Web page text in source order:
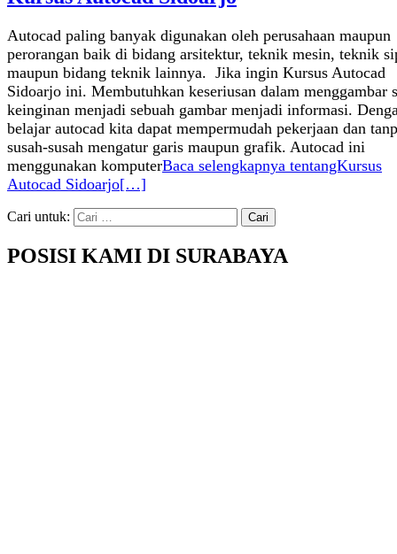
Autocad paling banyak digunakan oleh perusahaan maupun
perorangan baik di bidang arsitektur, teknik mesin, teknik
maupun bidang teknik lainnya. Jika ingin Kursus Autocad
Sidoarjo ini. Membutuhkan keseriusan dalam menggambar
keinginan menjadi sebuah gambar menjadi informasi.
belajar autocad kita dapat mempermudah pekerjaan dan
susah-susah mengatur garis maupun grafik. Autocad ini
menggunakan komputerBaca selengkapnya tentangKursus
Autocad Sidoarjo[…]
Cari untuk:
POSISI KAMI DI SURABAYA